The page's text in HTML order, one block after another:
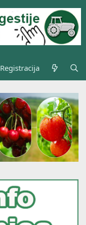
Registracija